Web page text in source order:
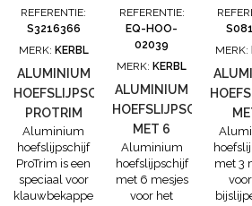
is 41 cm
cm
REFERENTIE:
S3216366
MERK: KERBL
ALUMINIUM
HOEFSLIJPSCHIJF
PROTRIM
Aluminium
hoefslijpschijf
ProTrim is een
speciaal voor
klauwbekappers
REFERENTIE:
EQ-HOO-
02039
MERK: KERBL
ALUMINIUM
HOEFSLIJPSCHIJF
MET 6
MESJES
Aluminium
hoefslijpschijf
met 6 mesjes
voor het
MERK:
met 3